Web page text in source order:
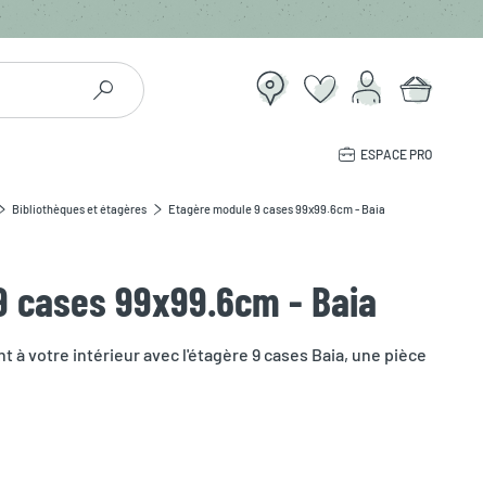
ESPACE PRO
Bibliothèques et étagères Etagère module 9 cases 99x99.6cm - Baia
cases 99x99.6cm - Baia
à votre intérieur avec l'étagère 9 cases Baia, une pièce